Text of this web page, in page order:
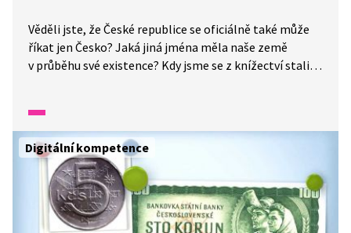
Věděli jste, že České republice se oficiálně také může
říkat jen Česko? Jaká jiná jména měla naše země
v průběhu své existence? Kdy jsme se z knížectví stali
Digitální kompetence